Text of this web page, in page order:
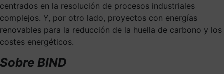
centrados en la resolución de procesos industriales
complejos. Y, por otro lado, proyectos con energías
renovables para la reducción de la huella de carbono y los
costes energéticos.
Sobre BIND